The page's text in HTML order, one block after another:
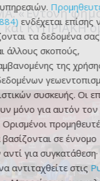
«Έντονη
και ΚΥΠΡΙΑΚΗ
ενδέχεται επίσης
τα δεδομένα
άλλους σκοπούς,
της
συσκευής. Οι
μόνο για αυτόν τον
σε έννομο
για συγκατάθεση·
αντιταχθείτε στις